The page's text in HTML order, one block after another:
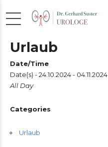
Urlaub
Date/Time
Date(s) - 24.10.2024 - 04.11.2024
All Day
Categories
Urlaub